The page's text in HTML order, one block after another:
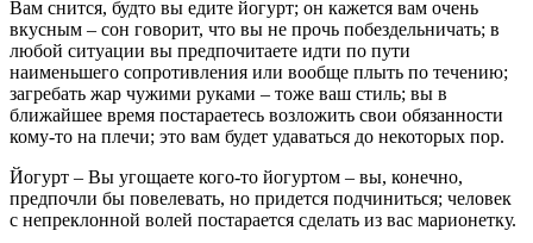
Вам снится, будто вы едите йогурт; он кажется вам очень
вкусным – сон говорит, что вы не прочь побездельничать; в
любой ситуации вы предпочитаете идти по пути
наименьшего сопротивления или вообще плыть по течению;
загребать жар чужими руками – тоже ваш стиль; вы в
ближайшее время постараетесь возложить свои обязанности
кому-то на плечи; это вам будет удаваться до некоторых пор.
Йогурт – Вы угощаете кого-то йогуртом – вы, конечно,
предпочли бы повелевать, но придется подчиниться; человек
с непреклонной волей постарается сделать из вас марионетку.